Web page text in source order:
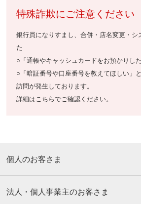
特殊詐欺にご注意ください
銀行員になりすまし、合併・店名変更・シ
た
○「通帳やキャッシュカードをお預かりした
○「暗証番号や口座番号を教えてほしい」
訪問が発生しております。
詳細はこちらでご確認ください。
個人のお客さま
法人・個人事業主のお客さま